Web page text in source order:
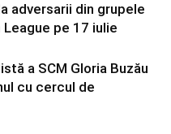
adversarii din grupele
League pe 17 iulie
a SCM Gloria Buzău
cu cercul de